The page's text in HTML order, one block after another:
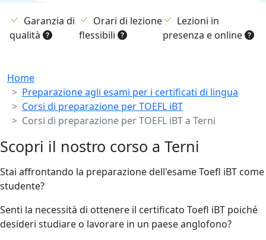
Garanzia di
qualità
Orari di lezione
flessibili
Lezioni in
presenza e online
Breadcrumb
Home
Preparazione agli esami per i certificati di lingua
Corsi di preparazione per TOEFL iBT
Corsi di preparazione per TOEFL iBT a Terni
Scopri il nostro corso a Terni
Stai affrontando la preparazione dell'esame Toefl iBT come
studente?
Senti la necessità di ottenere il certificato Toefl iBT poiché
desideri studiare o lavorare in un paese anglofono?